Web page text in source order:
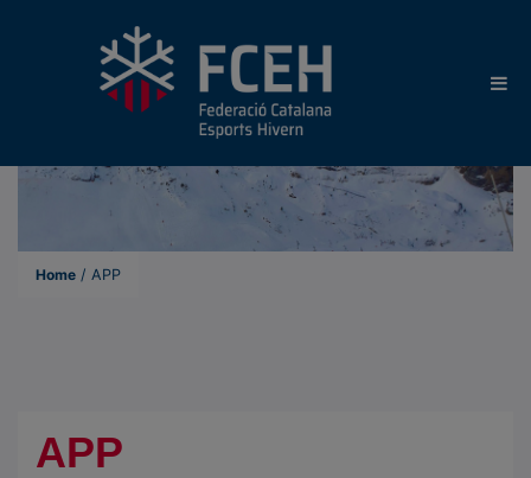
Home / APP
APP